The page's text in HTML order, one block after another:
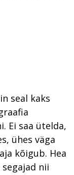
seal kaks
Ei saa ütelda,
ühes väga
kõigub. Hea
nii